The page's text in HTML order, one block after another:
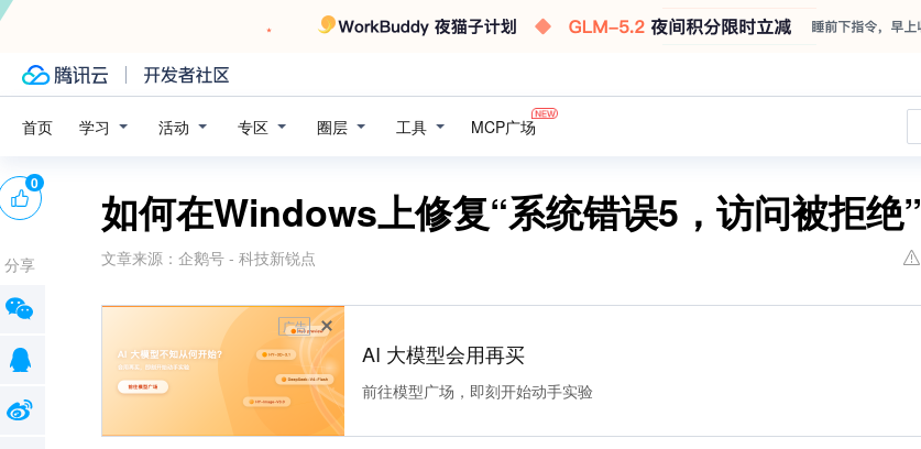
首页 学习 活动 专区 圈层 工具 MCP广场
如何在Windows上修复“系统错误5，访问被拒绝”
文章来源： 企鹅号 - 科技新锐点
广告
AI 大模型会用再买
前往模型广场，即刻开始动手实验
0
分享